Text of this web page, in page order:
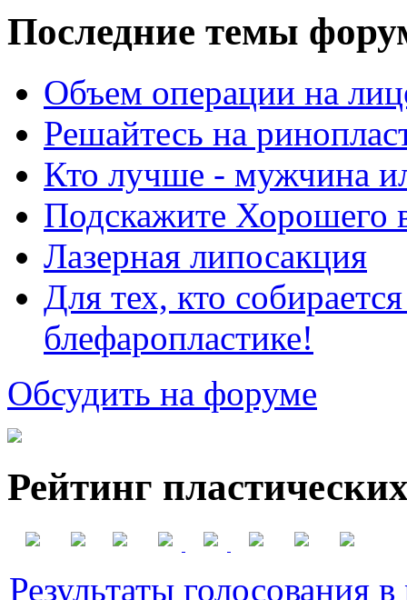
Последние темы
Объем операции на
Решайтесь на
Кто лучше - мужчина
Подскажите Хорошего
Лазерная липосакция
Для тех, кто
блефаропластике!
Обсудить на форуме
Рейтинг
Результаты голосования